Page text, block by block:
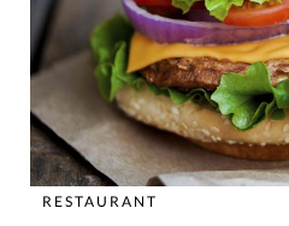
RESTAURANT